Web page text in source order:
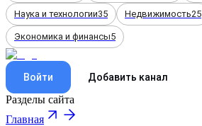
Наука и технологии35 Недвижимость25
Экономика и финансы5
Войти Добавить канал
Разделы сайта
Главная